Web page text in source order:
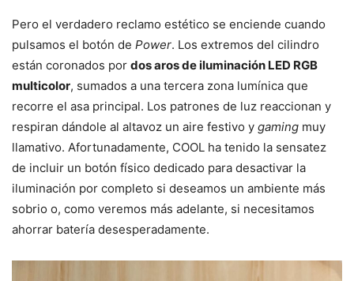
Pero el verdadero reclamo estético se enciende cuando
pulsamos el botón de Power. Los extremos del cilindro
están coronados por dos aros de iluminación LED RGB
multicolor, sumados a una tercera zona lumínica que
recorre el asa principal. Los patrones de luz reaccionan y
respiran dándole al altavoz un aire festivo y gaming muy
llamativo. Afortunadamente, COOL ha tenido la sensatez
de incluir un botón físico dedicado para desactivar la
iluminación por completo si deseamos un ambiente más
sobrio o, como veremos más adelante, si necesitamos
ahorrar batería desesperadamente.